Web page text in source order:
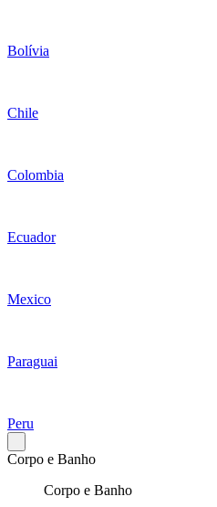
Bolívia
Chile
Colombia
Ecuador
Mexico
Paraguai
Peru
Corpo e Banho
Corpo e Banho